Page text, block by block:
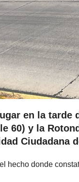
en la tarde
60) y la
Ciudadana
hecho donde